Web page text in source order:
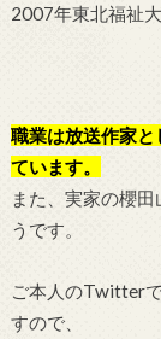
2007年東北福祉
職業は放送作家
ています。
また、実家の櫻
うです。
ご本人のTwitter
すので、